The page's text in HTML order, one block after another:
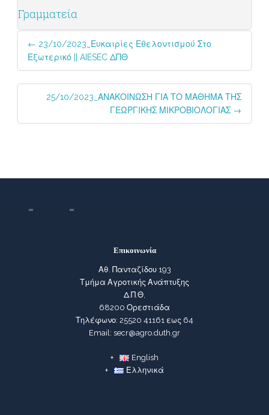
Γραμματεία
Post
navigation
← 23/10/2023_Ευκαιρίες Εθελοντισμού Στο
Εξωτερικό || AIESEC ΔΠΘ
25/10/2023_ΑΝΑΚΟΙΝΩΣΗ ΓΙΑ ΤΟ ΜΑΘΗΜΑ ΤΗΣ
ΓΕΩΡΓΙΚΗΣ ΜΙΚΡΟΒΙΟΛΟΓΙΑΣ →
Επικοινωνία
Αθ. Πανταζίδου 193
Τμήμα Αγροτικής Ανάπτυξης
Δ.Π.Θ,
68200 Ορεστιάδα
Τηλέφωνο: 25520 41161 εως 64
Email: secr@agro.duth.gr
English
Ελληνικά